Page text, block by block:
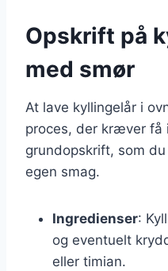
Opskrift på
med smør
At lave kyllingelår i
proces, der kræver få
grundopskrift, som
egen smag.
Ingredienser:
og eventuelt
eller timian.